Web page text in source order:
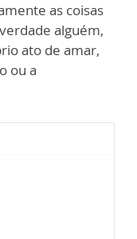
as coisas
alguém,
ato de amar,
ou a